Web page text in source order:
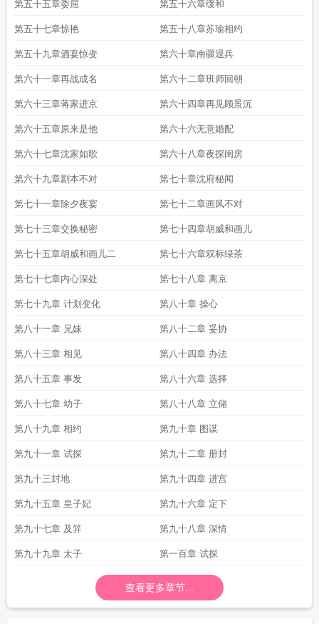
第五十五章委屈 第五十六章缓和
第五十七章惊艳 第五十八章苏瑜相约
第五十九章酒宴惊变 第六十章南疆退兵
第六十一章再战成名 第六十二章班师回朝
第六十三章蒋家进京 第六十四章再见顾景沉
第六十五章原来是他 第六十六无意婚配
第六十七章沈家如歌 第六十八章夜探闺房
第六十九章剧本不对 第七十章沈府秘闻
第七十一章除夕夜宴 第七十二章画风不对
第七十三章交换秘密 第七十四章胡威和画儿
第七十五章胡威和画儿二 第七十六章双标绿茶
第七十七章内心深处 第七十八章 离京
第七十九章 计划变化 第八十章 操心
第八十一章 兄妹 第八十二章 妥协
第八十三章 相见 第八十四章 办法
第八十五章 事发 第八十六章 选择
第八十七章 幼子 第八十八章 立储
第八十九章 相约 第九十章 图谋
第九十一章 试探 第九十二章 册封
第九十三封地 第九十四章 进宫
第九十五章 皇子妃 第九十六章 定下
第九十七章 及笄 第九十八章 深情
第九十九章 太子 第一百章 试探
查看更多章节...